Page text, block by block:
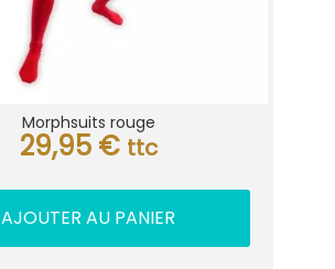
Morphsuits rouge
29,95 € ttc
AJOUTER AU PANIER